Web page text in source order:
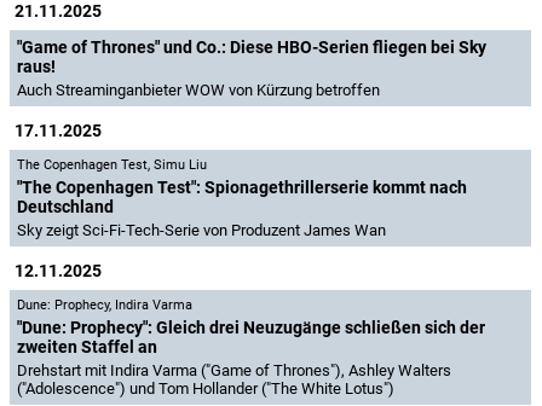
21.11.2025
"Game of Thrones" und Co.: Diese HBO-Serien fliegen bei Sky
raus!
Auch Streaminganbieter WOW von Kürzung betroffen
17.11.2025
The Copenhagen Test, Simu Liu
"The Copenhagen Test": Spionagethrillerserie kommt nach
Deutschland
Sky zeigt Sci-Fi-Tech-Serie von Produzent James Wan
12.11.2025
Dune: Prophecy, Indira Varma
"Dune: Prophecy": Gleich drei Neuzugänge schließen sich der
zweiten Staffel an
Drehstart mit Indira Varma ("Game of Thrones"), Ashley Walters
("Adolescence") und Tom Hollander ("The White Lotus")